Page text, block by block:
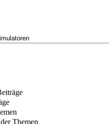
Themen